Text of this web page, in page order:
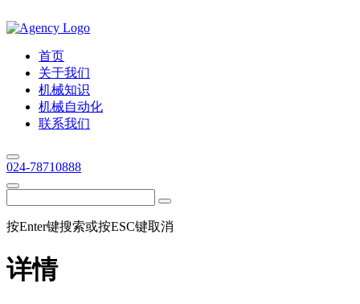
首页
关于我们
机械知识
机械自动化
联系我们
024-78710888
按Enter键搜索或按ESC键取消
详情